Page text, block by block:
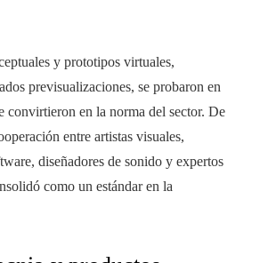
y prototipos virtuales,
previsualizaciones, se probaron en
convirtieron en la norma del sector. De
entre artistas visuales,
diseñadores de sonido y expertos
como un estándar en la